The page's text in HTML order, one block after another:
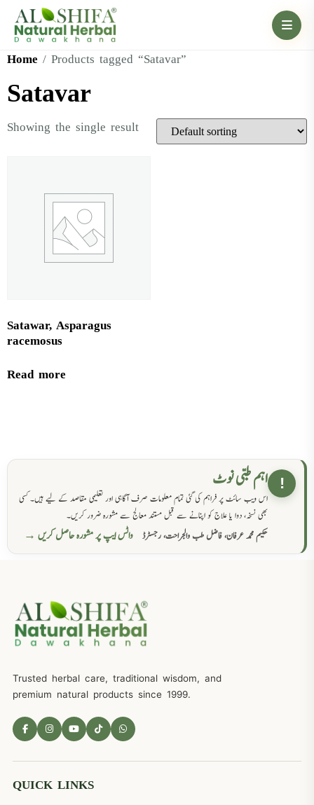
Home / Products tagged “Satavar”
Satavar
Showing the single result
Satawar, Asparagus
racemosus
Read more
! اہم طبی نوٹ
اس ویب سائٹ پر فراہم کی گئی تمام معلومات صرف آگاہی اور تعلیمی مقاصد کے لیے ہیں۔ کسی
بھی نسخہ، دوا یا علاج کو اپنانے سے قبل مستند معالج سے مشورہ ضرور کریں۔
حکیم محمد عرفان، فاضل طب والجراحت، رجسٹرڈ
واٹس ایپ پر مشورہ حاصل کریں →
Trusted herbal care, traditional wisdom, and
premium natural products since 1999.
QUICK LINKS